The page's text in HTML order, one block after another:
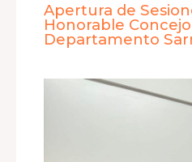
Apertura de
Honorable
Departamento